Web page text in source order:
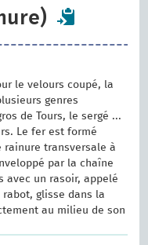
le velours coupé, la
genres
de Tours, le sergé ...
Le fer est formé
rainure transversale à
par la chaîne
avec un rasoir, appelé
glisse dans la
au milieu de son